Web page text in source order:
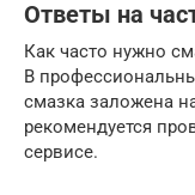
Ответы на
Как часто нужно
В
смазка заложена
рекомендуется
сервисе.